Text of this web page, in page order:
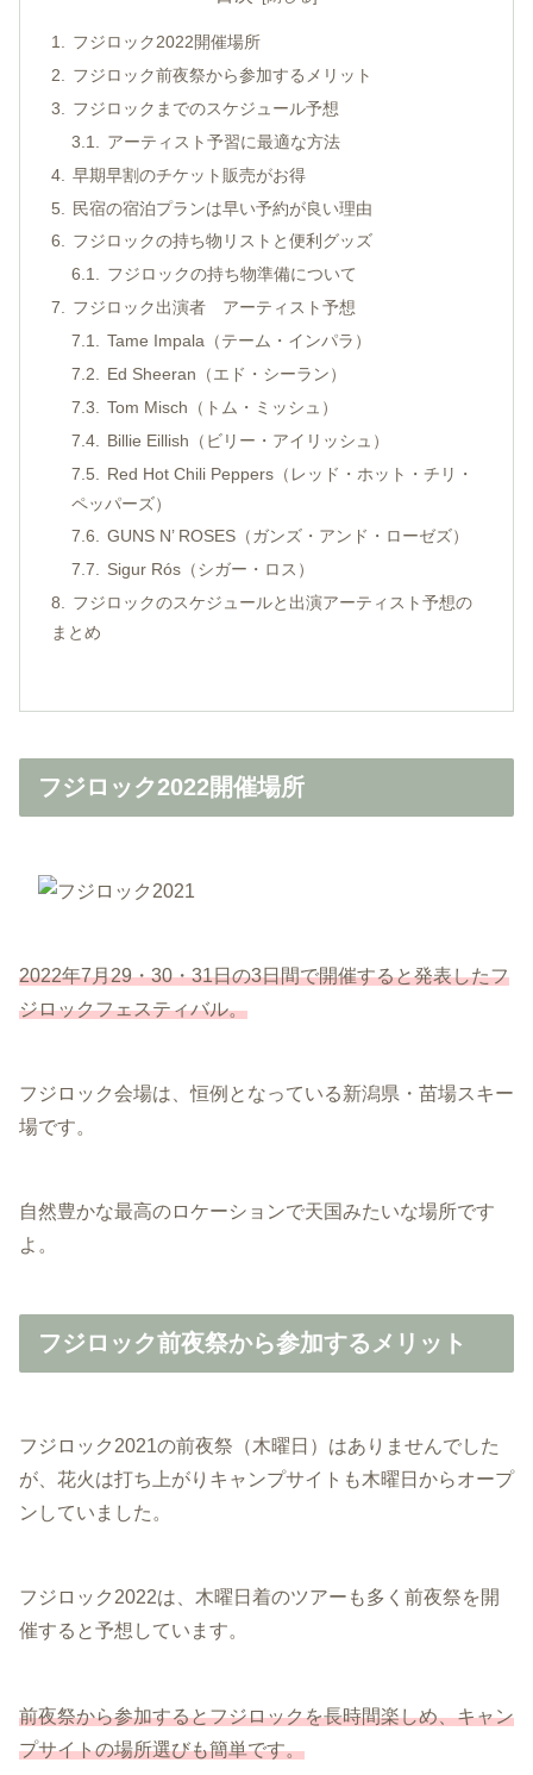
フジロック2022開催場所
フジロック前夜祭から参加するメリット
フジロックまでのスケジュール予想
アーティスト予習に最適な方法
早期早割のチケット販売がお得
民宿の宿泊プランは早い予約が良い理由
フジロックの持ち物リストと便利グッズ
フジロックの持ち物準備について
フジロック出演者 アーティスト予想
Tame Impala（テーム・インパラ）
Ed Sheeran（エド・シーラン）
Tom Misch（トム・ミッシュ）
Billie Eillish（ビリー・アイリッシュ）
Red Hot Chili Peppers（レッド・ホット・チリ・
ペッパーズ）
GUNS N’ ROSES（ガンズ・アンド・ローゼズ）
Sigur Rós（シガー・ロス）
フジロックのスケジュールと出演アーティスト予想の
まとめ
フジロック2022開催場所
2022年7月29・30・31日の3日間で開催すると発表したフ
ジロックフェスティバル。
フジロック会場は、恒例となっている新潟県・苗場スキー
場です。
自然豊かな最高のロケーションで天国みたいな場所です
よ。
フジロック前夜祭から参加するメリット
フジロック2021の前夜祭（木曜日）はありませんでした
が、花火は打ち上がりキャンプサイトも木曜日からオープ
ンしていました。
フジロック2022は、木曜日着のツアーも多く前夜祭を開
催すると予想しています。
前夜祭から参加するとフジロックを長時間楽しめ、キャン
プサイトの場所選びも簡単です。